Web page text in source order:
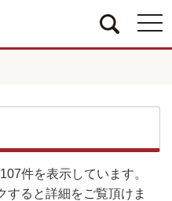
件を表示しています。
すると詳細をご覧頂けま